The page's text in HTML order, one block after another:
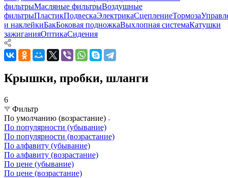
фильтрыМасляные фильтрыВоздушные
фильтрыПластикПодвескаЭлектрикаСцеплениеТормоза
и наклейкиБакБоковая подножкаВыхлопная системаКатушки
зажиганияОптикаСидения
Крышки, пробки, шланги
6
Фильтр
По умолчанию (возрастание)
По популярности (убывание)
По популярности (возрастание)
По алфавиту (убывание)
По алфавиту (возрастание)
По цене (убывание)
По цене (возрастание)